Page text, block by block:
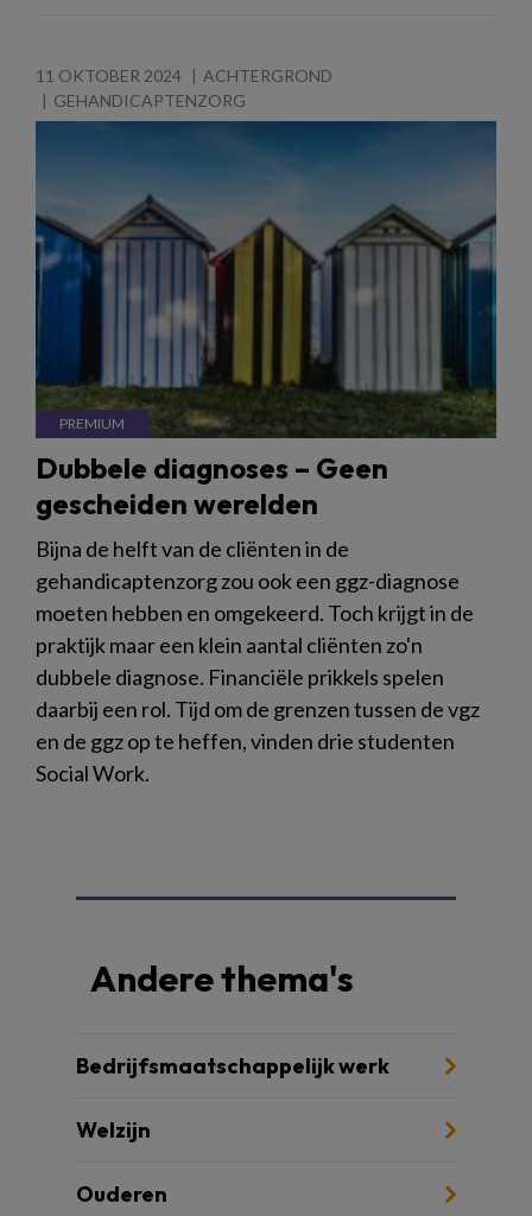
11 OKTOBER 2024
ACHTERGROND
GEHANDICAPTENZORG
Dubbele diagnoses – Geen
gescheiden werelden
Bijna de helft van de cliënten in de
gehandicaptenzorg zou ook een ggz-diagnose
moeten hebben en omgekeerd. Toch krijgt in de
praktijk maar een klein aantal cliënten zo'n
dubbele diagnose. Financiële prikkels spelen
daarbij een rol. Tijd om de grenzen tussen de vgz
en de ggz op te heffen, vinden drie studenten
Social Work.
Andere thema's
Bedrijfsmaatschappelijk werk
Welzijn
Ouderen